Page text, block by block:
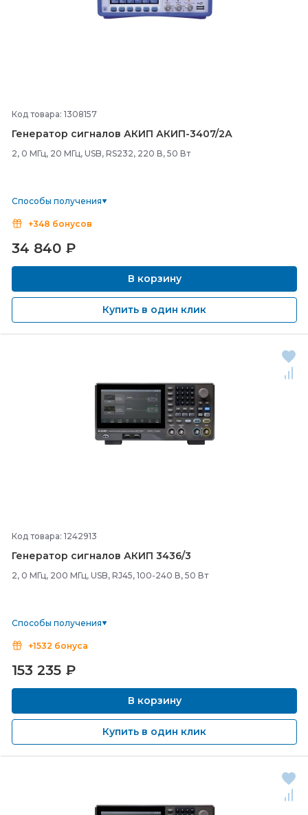
Код товара: 1308157
Генератор сигналов АКИП АКИП-3407/2А
2, 0 МГц, 20 МГц, USB, RS232, 220 В, 50 Вт
Способы получения
+348 бонусов
34 840 ₽
В корзину
Купить в один клик
Код товара: 1242913
Генератор сигналов АКИП 3436/3
2, 0 МГц, 200 МГц, USB, RJ45, 100-240 В, 50 Вт
Способы получения
+1532 бонуса
153 235 ₽
В корзину
Купить в один клик